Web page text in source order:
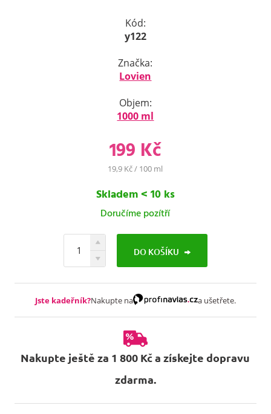
Kód:
y122
Značka:
Lovien
Objem:
1000 ml
199 Kč
19,9 Kč / 100 ml
Skladem < 10 ks
Doručíme pozítří
DO KOŠÍKU
Jste kadeřník?Nakupte na a ušetřete.
Nakupte ještě za 1 800 Kč a získejte dopravu
zdarma.